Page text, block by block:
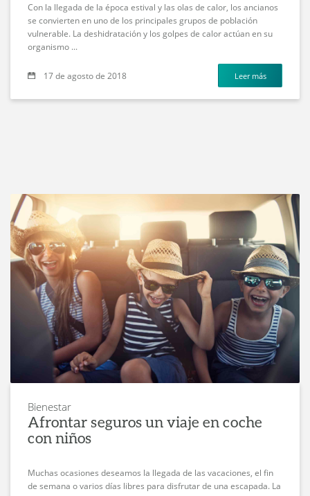
Con la llegada de la época estival y las olas de calor, los ancianos
se convierten en uno de los principales grupos de población
vulnerable. La deshidratación y los golpes de calor actúan en su
organismo ...
17 de agosto de 2018 Leer más
Bienestar
Afrontar seguros un viaje en coche
con niños
Muchas ocasiones deseamos la llegada de las vacaciones, el fin
de semana o varios días libres para disfrutar de una escapada. La